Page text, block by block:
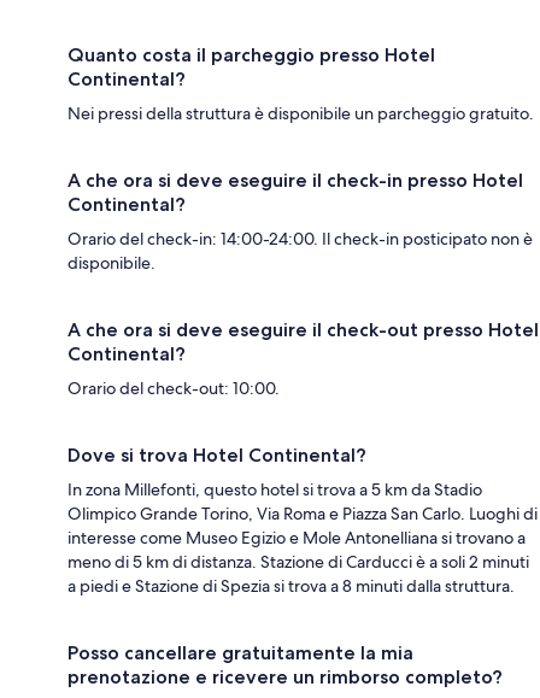
Quanto costa il parcheggio presso Hotel
Continental?
Nei pressi della struttura è disponibile un parcheggio gratuito.
A che ora si deve eseguire il check-in presso Hotel
Continental?
Orario del check-in: 14:00-24:00. Il check-in posticipato non è
disponibile.
A che ora si deve eseguire il check-out presso Hotel
Continental?
Orario del check-out: 10:00.
Dove si trova Hotel Continental?
In zona Millefonti, questo hotel si trova a 5 km da Stadio
Olimpico Grande Torino, Via Roma e Piazza San Carlo. Luoghi di
interesse come Museo Egizio e Mole Antonelliana si trovano a
meno di 5 km di distanza. Stazione di Carducci è a soli 2 minuti
a piedi e Stazione di Spezia si trova a 8 minuti dalla struttura.
Posso cancellare gratuitamente la mia
prenotazione e ricevere un rimborso completo?